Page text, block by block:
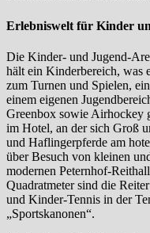
Erlebniswelt für Kinder
Die Kinder- und Jugend-
hält ein Kinderbereich, was
zum Turnen und Spielen,
einem eigenen
Greenbox sowie Airhockey
im Hotel, an der sich Groß
und Haflingerpferde am
über Besuch von kleinen
modernen Peternhof-
Quadratmeter sind die
und Kinder-Tennis in der
„Sportskanonen“.